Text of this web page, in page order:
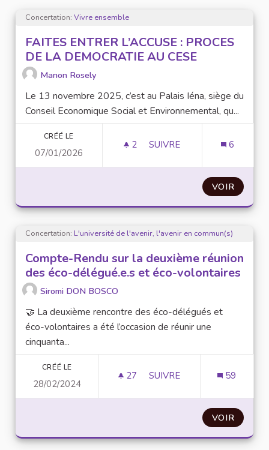
Concertation: Vivre ensemble
FAITES ENTRER L’ACCUSE : PROCES
DE LA DEMOCRATIE AU CESE
Manon Rosely
Le 13 novembre 2025, c’est au Palais Iéna, siège du
Conseil Economique Social et Environnemental, qu...
CRÉÉ LE
07/01/2026
2 2 ABONNÉS
SUIVRE 6
VOIR
Concertation: L'université de l'avenir, l'avenir en commun(s)
Compte-Rendu sur la deuxième réunion
des éco-délégué.e.s et éco-volontaires
Siromi DON BOSCO
🤝 La deuxième rencontre des éco-délégués et
éco-volontaires a été l’occasion de réunir une
cinquanta...
CRÉÉ LE
28/02/2024
27 27 ABONNÉS
SUIVRE 59
VOIR